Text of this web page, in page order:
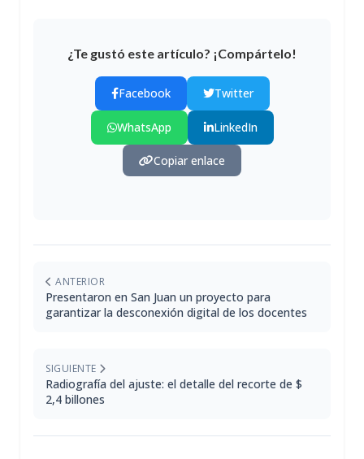
¿Te gustó este artículo? ¡Compártelo!
Facebook Twitter
WhatsApp LinkedIn
Copiar enlace
ANTERIOR
Presentaron en San Juan un proyecto para
garantizar la desconexión digital de los docentes
SIGUIENTE
Radiografía del ajuste: el detalle del recorte de $
2,4 billones